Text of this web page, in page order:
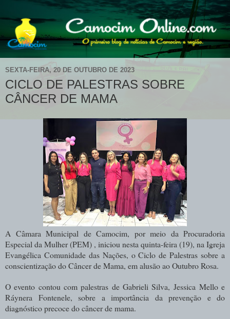
SEXTA-FEIRA, 20 DE OUTUBRO DE 2023
CICLO DE PALESTRAS SOBRE
CÂNCER DE MAMA
A Câmara Municipal de Camocim, por meio da Procuradoria
Especial da Mulher (PEM) , iniciou nesta quinta-feira (19), na Igreja
Evangélica Comunidade das Nações, o Ciclo de Palestras sobre a
conscientização do Câncer de Mama, em alusão ao Outubro Rosa.
O evento contou com palestras de Gabrieli Silva, Jessica Mello e
Ráynera Fontenele, sobre a importância da prevenção e do
diagnóstico precoce do câncer de mama.